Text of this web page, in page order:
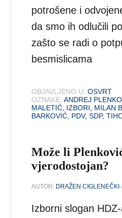
potrošene i
da smo ih odlučili
zašto se radi o
besmislicama
OBJAVLJENO U: OSVRT
OZNAKE: ANDREJ
MALETIĆ IZBORI MILAN
BARKOVIĆ PDV,SDP,
Može li
vjerodostojan?
AUTOR: DRAŽEN CIGLENEČKI
Izborni slogan